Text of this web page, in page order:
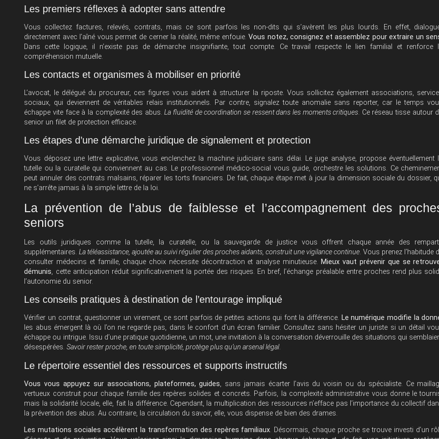
Les premiers réflexes à adopter sans attendre
Vous collectez factures, relevés, contrats, mais ce sont parfois les non-dits qui s’avèrent les plus lourds. En effet,
directement avec l’aîné vous permet de cerner la réalité, même enfouie.Vous notez, consignez et assemblez pour extraire un
Dans cette logique, il n’existe pas de démarche insignifiante, tout compte. Ce travail respecte le lien familial et renforce
compréhension mutuelle.
Les contacts et organismes à mobiliser en priorité
L’avocat, le délégué du procureur, ces figures vous aident à structurer la riposte. Vous sollicitez également associations,
sociaux, qui deviennent de véritables relais institutionnels. Par contre, signalez toute anomalie sans reporter, car le temps
échappe vite face à la complexité des abus.La fluidité de coordination se ressent dans les moments critiques. Ce réseau tisse autour
senior un filet de protection efficace.
Les étapes d’une démarche juridique de signalement et protection
Vous déposez une lettre explicative, vous enclenchez la machine judiciaire sans délai. Le juge analyse, propose éventuellement
tutelle ou la curatelle qui conviennent au cas. Le professionnel médico-social vous guide, orchestre les solutions. Ce
peut annuler des contrats malsains, réparer les torts financiers. De fait, chaque étape met à jour la dimension sociale du dossier,
ne s’arrête jamais à la simple lettre de la loi.
La prévention de l’abus de faiblesse et l’accompagnement des
seniors
Les outils juridiques comme la tutelle, la curatelle, ou la sauvegarde de justice vous offrent chaque année des
supplémentaires.La téléassistance, ajoutée au suivi régulier des proches aidants, construit une vigilance continue. Vous prenez l’habitude
consulter médecins et famille, chaque choix nécessite décontraction et analyse minutieuse. Mieux vaut prévenir que se
démunis, cette anticipation réduit significativement la portée des risques. En bref, l’échange préalable entre proches rend plus
l’autonomie du senior.
Les conseils pratiques à destination de l’entourage impliqué
Vérifier un contrat, questionner un virement, ce sont parfois de petites actions qui font la différence. Le numérique modifie la
les abus émergent là où l’on ne regarde pas, dans le confort d’un écran familier. Consultez sans hésiter un juriste si un détail
échappe ou intrigue. Issu d’une pratique quotidienne, un mot, une invitation à la conversation déverrouille des situations qui
désespérées.Savoir rester proche, en toute simplicité, protège plus qu’un arsenal légal.
Le répertoire essentiel des ressources et supports instructifs
Vous vous appuyez sur associations, plateformes, guides, sans jamais écarter l’avis du voisin ou du spécialiste. Ce
vertueux construit pour chaque famille des repères solides et concrets. Parfois, la complexité administrative vous donne le
mais la solidarité locale, elle, fait la différence. Cependant, la multiplication des ressources n’efface pas l’importance du collectif
la prévention des abus. Au contraire, la circulation du savoir, elle, vous dispense de bien des drames.
Les mutations sociales accélèrent la transformation des repères familiaux. Désormais, chaque proche se trouve investi d’un